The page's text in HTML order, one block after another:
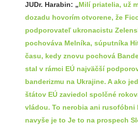
JUDr. Harabin: „Milí priatelia, už
dozadu hovorím otvorene, že
podporovateľ ukronacistu
pochováva Melníka, súputníka
času, kedy znovu pochová
stal v rámci EÚ najväčší
banderizmu na Ukrajine. A ako
štátov EÚ zaviedol spolčné
vládou. To nerobia ani rusofóbni
navyše je to Je to na prospech